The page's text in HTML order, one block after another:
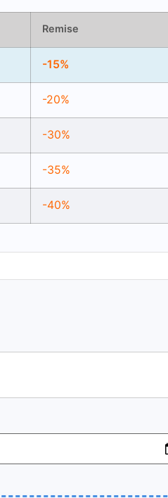
Remise
-15%
-20%
-30%
-35%
-40%